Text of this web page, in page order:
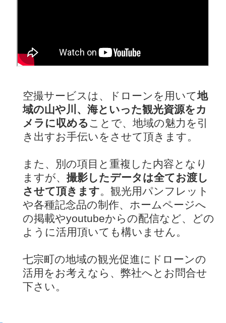
空撮サービスは、ドローンを用いて地
域の山や川、海といった観光資源をカ
メラに収める ことで、地域の魅力を引
き出すお手伝いをさせて頂きます。
また、別の項目と重複した内容となり
ますが、 撮影したデータは全てお渡し
させて頂きます。観光用パンフレット
や各種記念品の制作、ホームページへ
の掲載やyoutubeからの配信など、どの
ように活用頂いても構いません。
七宗町の地域の観光促進にドローンの
活用をお考えなら、弊社へとお問合せ
下さい。